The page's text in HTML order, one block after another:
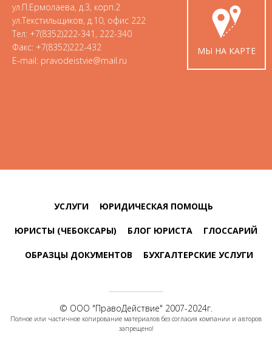
ул.П.Ермолаева, д.3, корп.2
ул.Текстильщиков, д.10, офис 222
Тел: +7(8352)222-341 , 222-340
Факс: +7(8352)222-432
E-mail: pravodeistvie@mail.ru
МЫ НА КАРТЕ
УСЛУГИ ЮРИДИЧЕСКАЯ ПОМОЩЬ
ЮРИСТЫ (ЧЕБОКСАРЫ) БЛОГ ЮРИСТА ГЛОССАРИЙ
ОБРАЗЦЫ ДОКУМЕНТОВ БУХГАЛТЕРСКИЕ УСЛУГИ
© ООО "ПравоДействие" 2007-2024г.
Полное или частичное копирование материалов без согласия компании и авторов
запрещено!